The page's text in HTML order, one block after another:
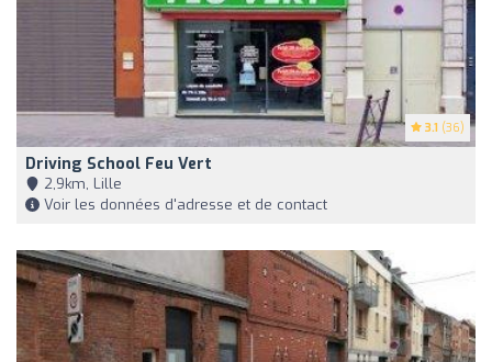
3.1 (36)
Driving School Feu Vert
2,9km, Lille
Voir les données d'adresse et de contact